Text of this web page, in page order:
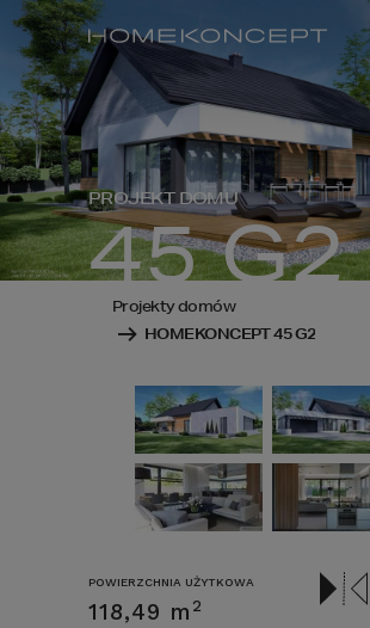
PROJEKT DOMU
45 G2
Projekty domów
HOMEKONCEPT 45 G2
POWIERZCHNIA UŻYTKOWA
118,49 m 2